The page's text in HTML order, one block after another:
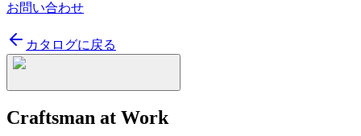
お問い合わせ
カタログに戻る
Craftsman at Work